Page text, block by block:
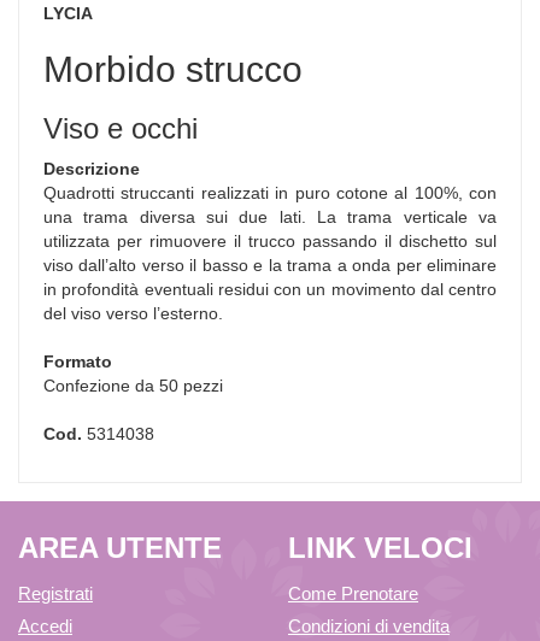
LYCIA
Morbido strucco
Viso e occhi
Descrizione
Quadrotti struccanti realizzati in puro cotone al 100%, con
una trama diversa sui due lati. La trama verticale va
utilizzata per rimuovere il trucco passando il dischetto sul
viso dall’alto verso il basso e la trama a onda per eliminare
in profondità eventuali residui con un movimento dal centro
del viso verso l’esterno.
Formato
Confezione da 50 pezzi
Cod. 5314038
AREA UTENTE
Registrati
Accedi
LINK VELOCI
Come Prenotare
Condizioni di vendita